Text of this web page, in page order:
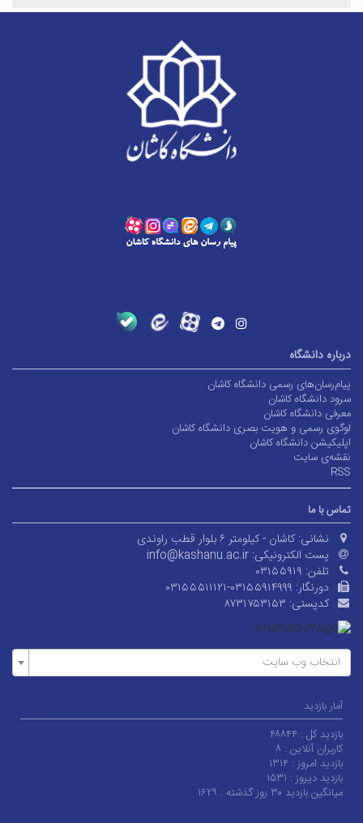
درباره دانشگاه
پیام‌رسان‌های رسمی دانشگاه کاشان
سرود دانشگاه کاشان
معرفی دانشگاه کاشان
لوگوی رسمی و هویت بصری دانشگاه کاشان
اپلیکیشن دانشگاه کاشان
نقشه‌ی سایت
RSS
تماس با ما
نشانی: کاشان - کیلومتر ۶ بلوار قطب راوندی
پست الکترونیکی: info@kashanu.ac.ir
تلفن: ۰۳۱۵۵۹۱۹
دورنگار: ۰۳۱۵۵۵۱۱۱۲۱-۰۳۱۵۵۹۱۴۹۹۹
کدپستی: ۸۷۳۱۷۵۳۱۵۳
انتخاب وب سایت
آمار بازدید
بازدید کل : ۴۸۸۴۴
کاربران آنلاین : ۸
بازدید امروز : ۱۳۱۴
بازدید دیروز : ۱۵۳۱
میانگین بازدید ۳۰ روز گذشته :
۱۶۲۹